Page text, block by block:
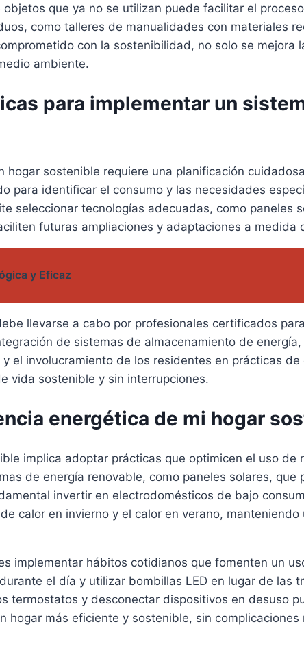
que ya no se utilizan puede facilitar el
como talleres de manualidades con materiales
con la sostenibilidad, no solo se mejora
ambiente.
para implementar un
sostenible requiere una planificación
para identificar el consumo y las necesidades
seleccionar tecnologías adecuadas, como paneles
futuras ampliaciones y adaptaciones a medida
y Eficaz
llevarse a cabo por profesionales certificados
de sistemas de almacenamiento de
el involucramiento de los residentes en prácticas
vida sostenible y sin interrupciones.
energética de mi hogar
implica adoptar prácticas que optimicen el uso de
de energía renovable, como paneles solares,
invertir en electrodomésticos de bajo
calor en invierno y el calor en verano,
implementar hábitos cotidianos que fomenten un
el día y utilizar bombillas LED en lugar de las
termostatos y desconectar dispositivos en desuso
hogar más eficiente y sostenible, sin